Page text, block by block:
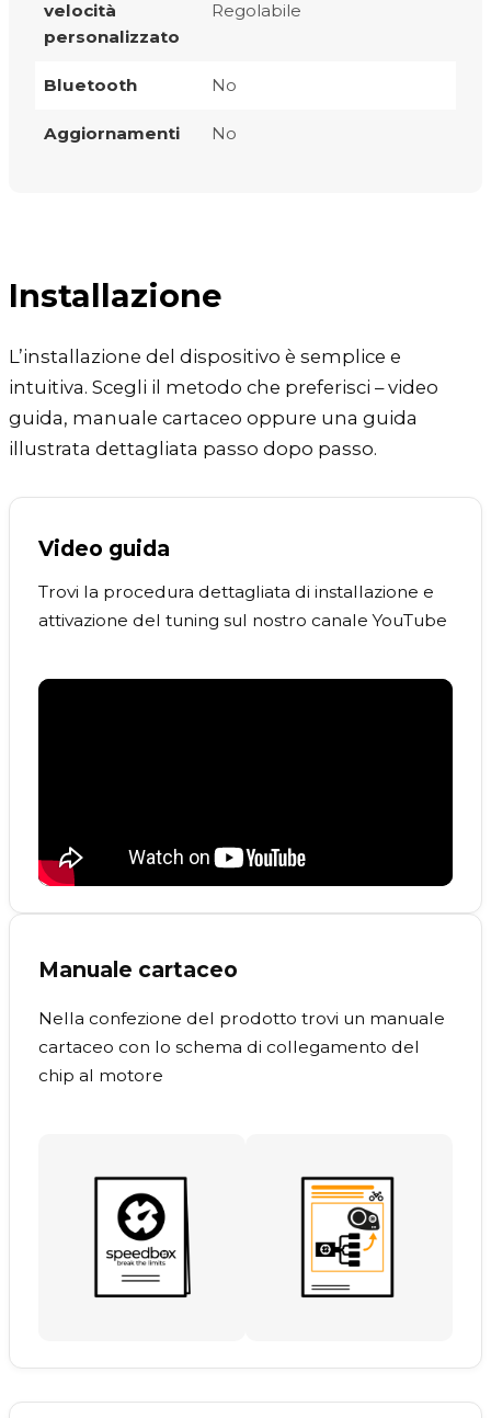
velocità
personalizzato
Regolabile
Bluetooth No
Aggiornamenti No
Installazione
L’installazione del dispositivo è semplice e
intuitiva. Scegli il metodo che preferisci – video
guida, manuale cartaceo oppure una guida
illustrata dettagliata passo dopo passo.
Video guida
Trovi la procedura dettagliata di installazione e
attivazione del tuning sul nostro canale YouTube
Manuale cartaceo
Nella confezione del prodotto trovi un manuale
cartaceo con lo schema di collegamento del
chip al motore